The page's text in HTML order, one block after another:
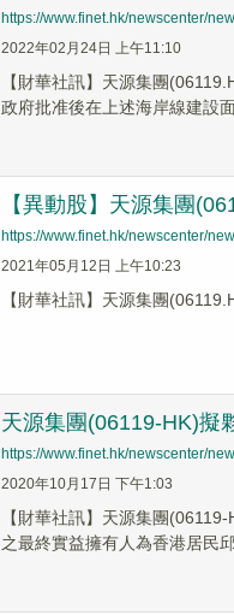
https://www.finet.hk/newscenter/
2022年02月24日 上午11:10
【財華社訊】天源集團
政府批准後在上述海岸線建設
【異動股】天源集團
https://www.finet.hk/newscenter/
2021年05月12日 上午10:23
【財華社訊】天源集團
天源集團(06119-HK)擬
https://www.finet.hk/newscenter/
2020年10月17日 下午1:03
【財華社訊】天源集團
之最終實益擁有人為香港居民